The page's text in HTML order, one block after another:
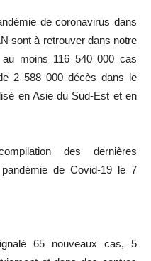
de coronavirus dans
sont à retrouver dans notre
moins 116 540 000 cas
2 588 000 décès dans le
en Asie du Sud-Est et en
des dernières
de Covid-19 le 7
65 nouveaux cas, 5